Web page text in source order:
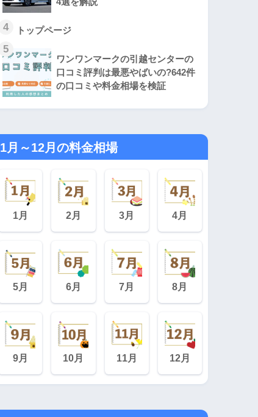
4 トップページ
5
ワンワンマークの引越センターの
口コミ評判は最悪やばいの?642件
の口コミや料金相場を検証
1月～12月の料金相場
1月 2月 3月 4月
5月 6月 7月 8月
9月 10月 11月 12月